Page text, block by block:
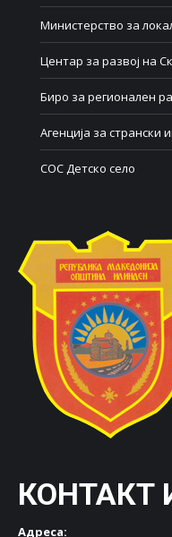
Министерство за
Центар за развој на
Биро за регионален
Агенција за странски
СОС Детско село
КОНТАКТ
Адреса: